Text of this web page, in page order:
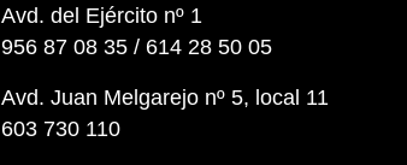
Avd. del Ejército nº 1
956 87 08 35 / 614 28 50 05
Avd. Juan Melgarejo nº 5, local 11
603 730 110